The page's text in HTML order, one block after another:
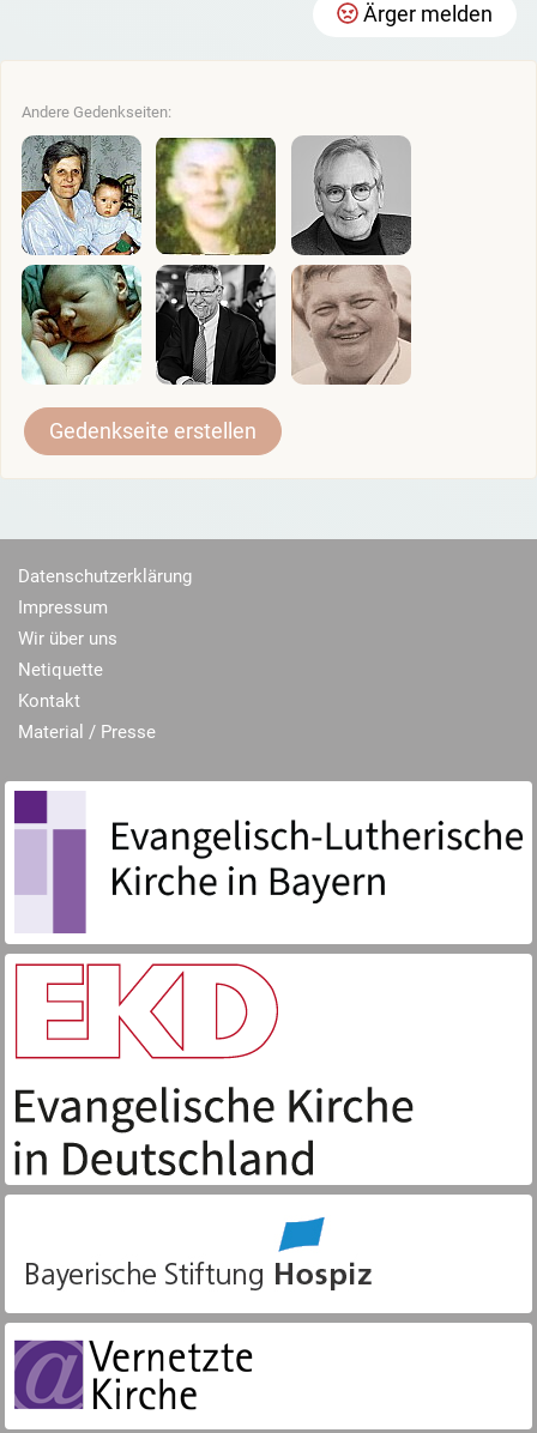
Ärger melden
Andere Gedenkseiten:
Gedenkseite erstellen
Datenschutzerklärung
Impressum
Wir über uns
Netiquette
Kontakt
Material / Presse